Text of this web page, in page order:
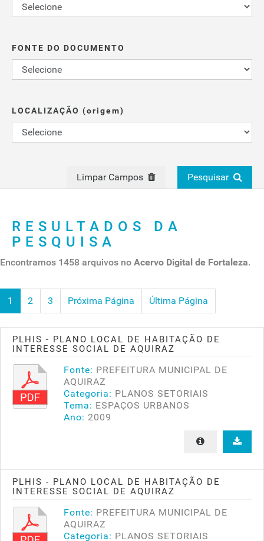
FONTE DO DOCUMENTO
LOCALIZAÇÃO (origem)
Pesquisar
Limpar Campos
RESULTADOS DA
PESQUISA
Encontramos 1458 arquivos no Acervo Digital de Fortaleza.
1 2 3 Próxima Página Última Página
PLHIS - PLANO LOCAL DE HABITAÇÃO DE
INTERESSE SOCIAL DE AQUIRAZ
Fonte: PREFEITURA MUNICIPAL DE
AQUIRAZ
Categoria: PLANOS SETORIAIS
Tema: ESPAÇOS URBANOS
Ano: 2009
PLHIS - PLANO LOCAL DE HABITAÇÃO DE
INTERESSE SOCIAL DE AQUIRAZ
Fonte: PREFEITURA MUNICIPAL DE
AQUIRAZ
Categoria: PLANOS SETORIAIS